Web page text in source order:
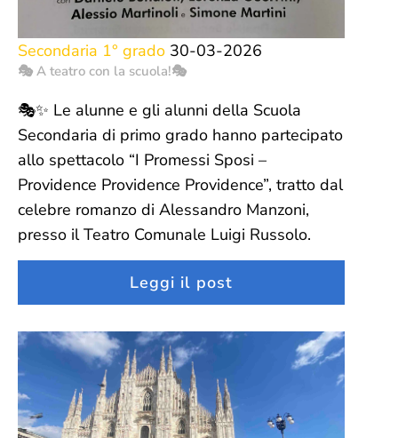
Secondaria 1° grado 30-03-2026
🎭 A teatro con la scuola!🎭
🎭✨ Le alunne e gli alunni della Scuola
Secondaria di primo grado hanno partecipato
allo spettacolo “I Promessi Sposi –
Providence Providence Providence”, tratto dal
celebre romanzo di Alessandro Manzoni,
presso il Teatro Comunale Luigi Russolo.
Leggi il post